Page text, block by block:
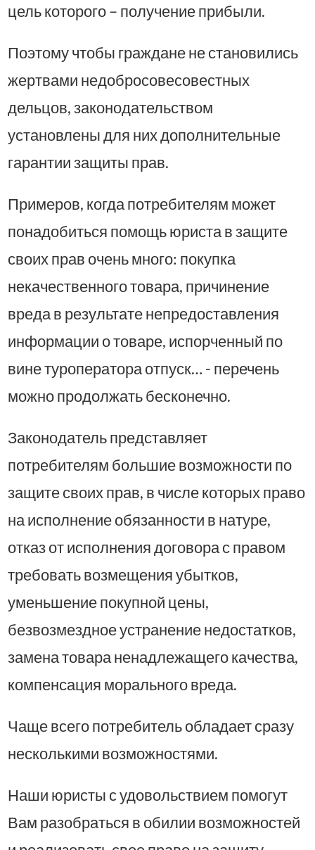
цель которого – получение прибыли.
Поэтому чтобы граждане не становились
жертвами недобросовесовестных
дельцов, законодательством
установлены для них дополнительные
гарантии защиты прав.
Примеров, когда потребителям может
понадобиться помощь юриста в защите
своих прав очень много: покупка
некачественного товара, причинение
вреда в результате непредоставления
информации о товаре, испорченный по
вине туроператора отпуск… - перечень
можно продолжать бесконечно.
Законодатель представляет
потребителям большие возможности по
защите своих прав, в числе которых право
на исполнение обязанности в натуре,
отказ от исполнения договора с правом
требовать возмещения убытков,
уменьшение покупной цены,
безвозмездное устранение недостатков,
замена товара ненадлежащего качества,
компенсация морального вреда.
Чаще всего потребитель обладает сразу
несколькими возможностями.
Наши юристы с удовольствием помогут
Вам разобраться в обилии возможностей